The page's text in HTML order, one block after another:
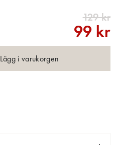
129 kr
99 kr
Lägg i varukorgen